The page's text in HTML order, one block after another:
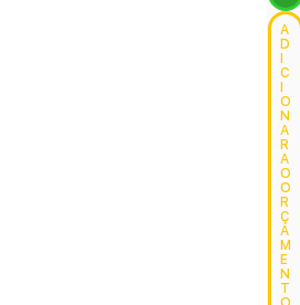
A
D
C
O
N
A
R
A
O
O
R
Ç
A
M
E
N
T